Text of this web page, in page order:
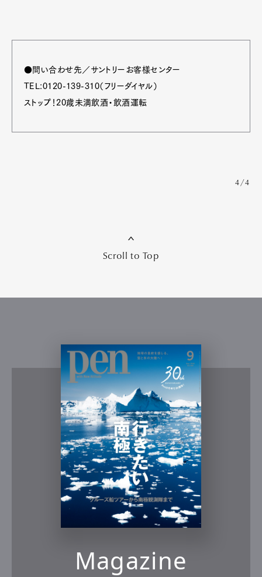
●問い合わせ先／サントリーお客様センター
TEL:0120-139-310（フリーダイヤル）
ストップ！20歳未満飲酒・飲酒運転
4/4
Scroll to Top
Magazine